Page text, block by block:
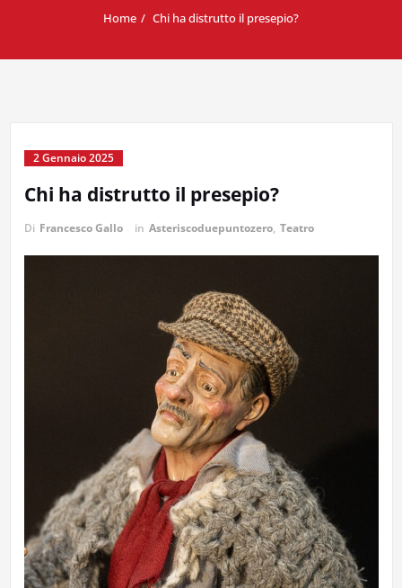
Home Chi ha distrutto il presepio?
2 Gennaio 2025
Chi ha distrutto il presepio?
Di Francesco Gallo in Asteriscoduepuntozero, Teatro